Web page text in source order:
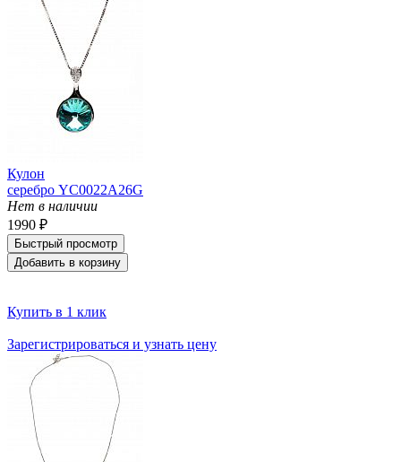
Кулон
серебро YC0022A26G
Нет в наличии
1990 ₽
Быстрый просмотр
Добавить в корзину
Купить в 1 клик
Зарегистрироваться и узнать цену